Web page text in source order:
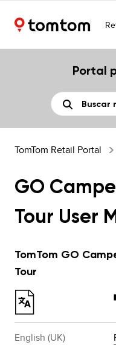
Portal
TomTom Retail Portal
GO
Tour User
TomTom GO
Tour
English (UK)